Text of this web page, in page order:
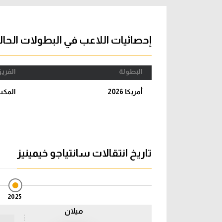
دوري إحصائيات اللاعب في البطولات
البطولة
أمريكا 2026
تاريخ انتقالات سانتياجو خيمينيز
2025
ميلان